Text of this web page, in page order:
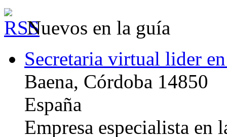
Nuevos en la guía
Secretaria virtual lider
Baena, Córdoba 14850
España
Empresa especialista en